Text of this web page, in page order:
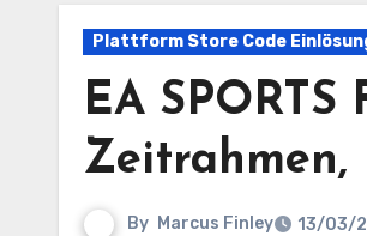
Plattform Store Code
EA
Zeitrahmen,
By Marcus Finley 13/03/